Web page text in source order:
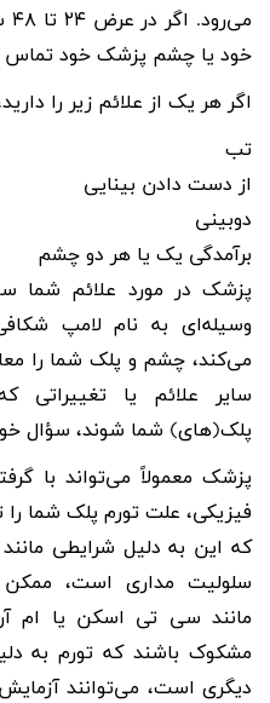
می‌رود. اگر در عرض۲۴ تا ۴۸
خود یا چشم پزشک خود تماس
اگر هر یک از علائم زیر را
تب
از دست دادن بینایی
دوبینی
برآمدگی یک یا هر دو چشم
پزشک در مورد علائم شما
وسیله‌ای به نام لامپ
می‌کند، چشم و پلک شما را
سایر علائم یا
پلک(های) شما شوند، سؤال
پزشک معمولاً می‌تواند با
فیزیکی، علت تورم پلک شما
که این به دلیل شرایطی
سلولیت مداری است، ممکن
مانند سی تی اسکن یا ام آر
مشکوک باشند که تورم به
دیگری است، می‌توانند